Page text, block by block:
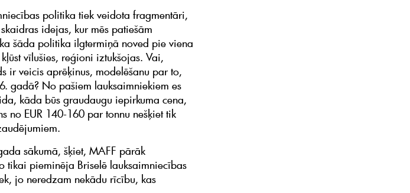
politika tiek veidota fragmentāri,
idejas, kur mēs patiešām
šāda politika ilgtermiņā noved pie viena
vīlušies, reģioni iztukšojas. Vai,
ir veicis aprēķinus, modelēšanu par to,
gadā? No pašiem lauksaimniekiem es
kāda būs graudaugu iepirkuma cena,
no EUR 140-160 par tonnu nešķiet tik
sākumā, šķiet, MAFF pārāk
tikai pieminēja Briselē lauksaimniecības
jo neredzam nekādu rīcību, kas